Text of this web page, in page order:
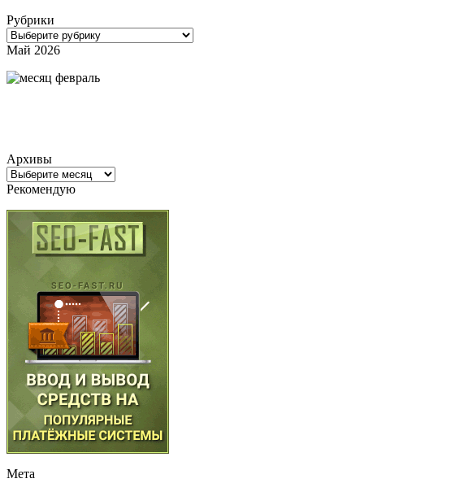
Рубрики
Рубрики
Май 2026
Архивы
Архивы
Рекомендую
Мета